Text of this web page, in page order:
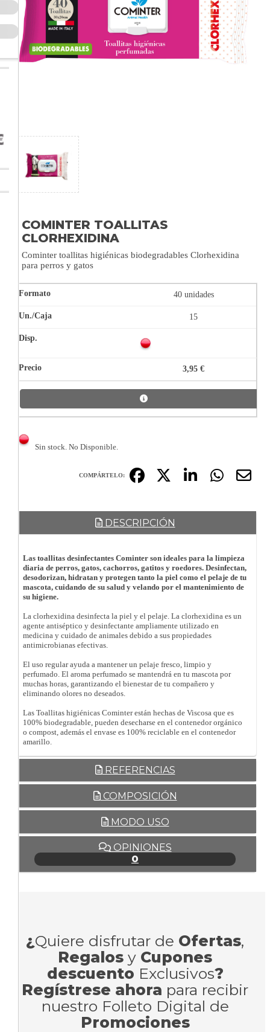
COMINTER TOALLITAS
CLORHEXIDINA
Cominter toallitas higiénicas biodegradables Clorhexidina
para perros y gatos
40 unidades
15
3,95 €
Sin stock. No Disponible.
COMPÁRTELO:
DESCRIPCIÓN
Las toallitas desinfectantes Cominter son ideales para la limpieza
diaria de perros, gatos, cachorros, gatitos y roedores. Desinfectan,
desodorizan, hidratan y protegen tanto la piel como el pelaje de tu
mascota, cuidando de su salud y velando por el mantenimiento de
su higiene.
La clorhexidina desinfecta la piel y el pelaje. La clorhexidina es un
agente antiséptico y desinfectante ampliamente utilizado en
medicina y cuidado de animales debido a sus propiedades
antimicrobianas efectivas.
El uso regular ayuda a mantener un pelaje fresco, limpio y
perfumado. El aroma perfumado se mantendrá en tu mascota por
muchas horas, garantizando el bienestar de tu compañero y
eliminando olores no deseados.
Las Toallitas higiénicas Cominter están hechas de Viscosa que es
100% biodegradable, pueden desecharse en el contenedor orgánico
o compost, además el envase es 100% reciclable en el contenedor
amarillo.
REFERENCIAS
COMPOSICIÓN
MODO USO
OPINIONES
0
¿Quiere disfrutar de Ofertas,
Regalos y Cupones
descuento Exclusivos?
Regístrese ahora para recibir
nuestro Folleto Digital de
Promociones